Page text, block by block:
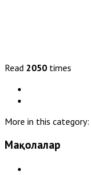
Read 2050 times
More in this category:
Мақолалар